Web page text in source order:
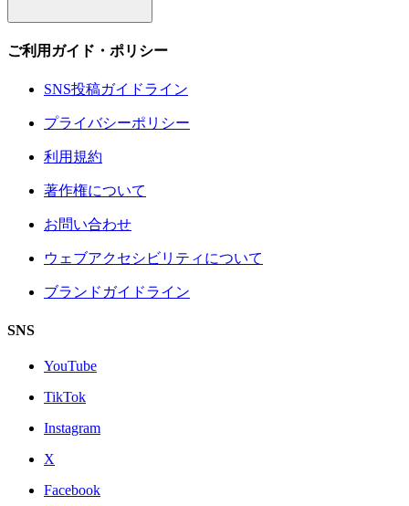
ご利用ガイド・ポリシー
SNS投稿ガイドライン
プライバシーポリシー
利用規約
著作権について
お問い合わせ
ウェブアクセシビリティについて
ブランドガイドライン
SNS
YouTube
TikTok
Instagram
X
Facebook